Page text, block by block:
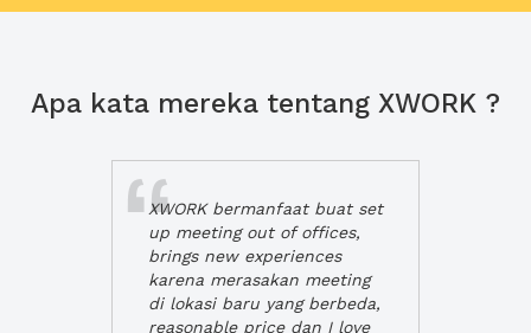
Apa kata mereka tentang XWORK ?
XWORK bermanfaat buat set
up meeting out of offices,
brings new experiences
karena merasakan meeting
di lokasi baru yang berbeda,
reasonable price dan I love